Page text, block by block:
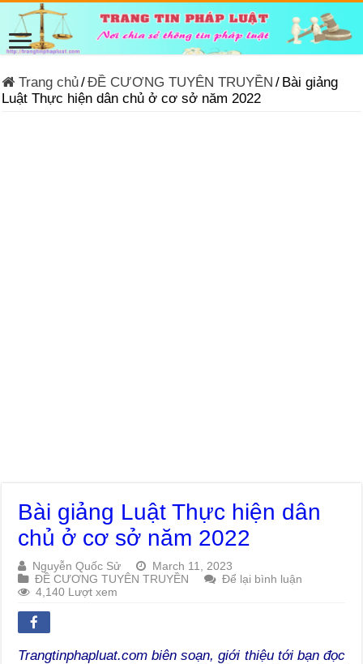
Trang chủ/ĐỀ CƯƠNG TUYÊN TRUYỀN / Bài giảng
Luật Thực hiện dân chủ ở cơ sở năm 2022
Bài giảng Luật Thực hiện dân
chủ ở cơ sở năm 2022
Nguyễn Quốc Sử
March 11, 2023
ĐỀ CƯƠNG TUYÊN TRUYỀN
Để lại bình luận
4,140 Lượt xem
Trangtinphapluat.com biên soạn, giới thiệu tới bạn đọc